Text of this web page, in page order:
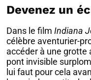
Devenez un
Dans le filmIndiana
célèbre aventurier-
accéder à une grotte
pont invisible
lui faut pour cela